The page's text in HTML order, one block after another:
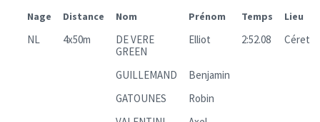
Nage Distance Nom Prénom Temps Lieu
NL 4x50m
DE VERE
GREEN
Elliot 2:52.08 Céret
GUILLEMAND
Benjamin
GATOUNES
Robin